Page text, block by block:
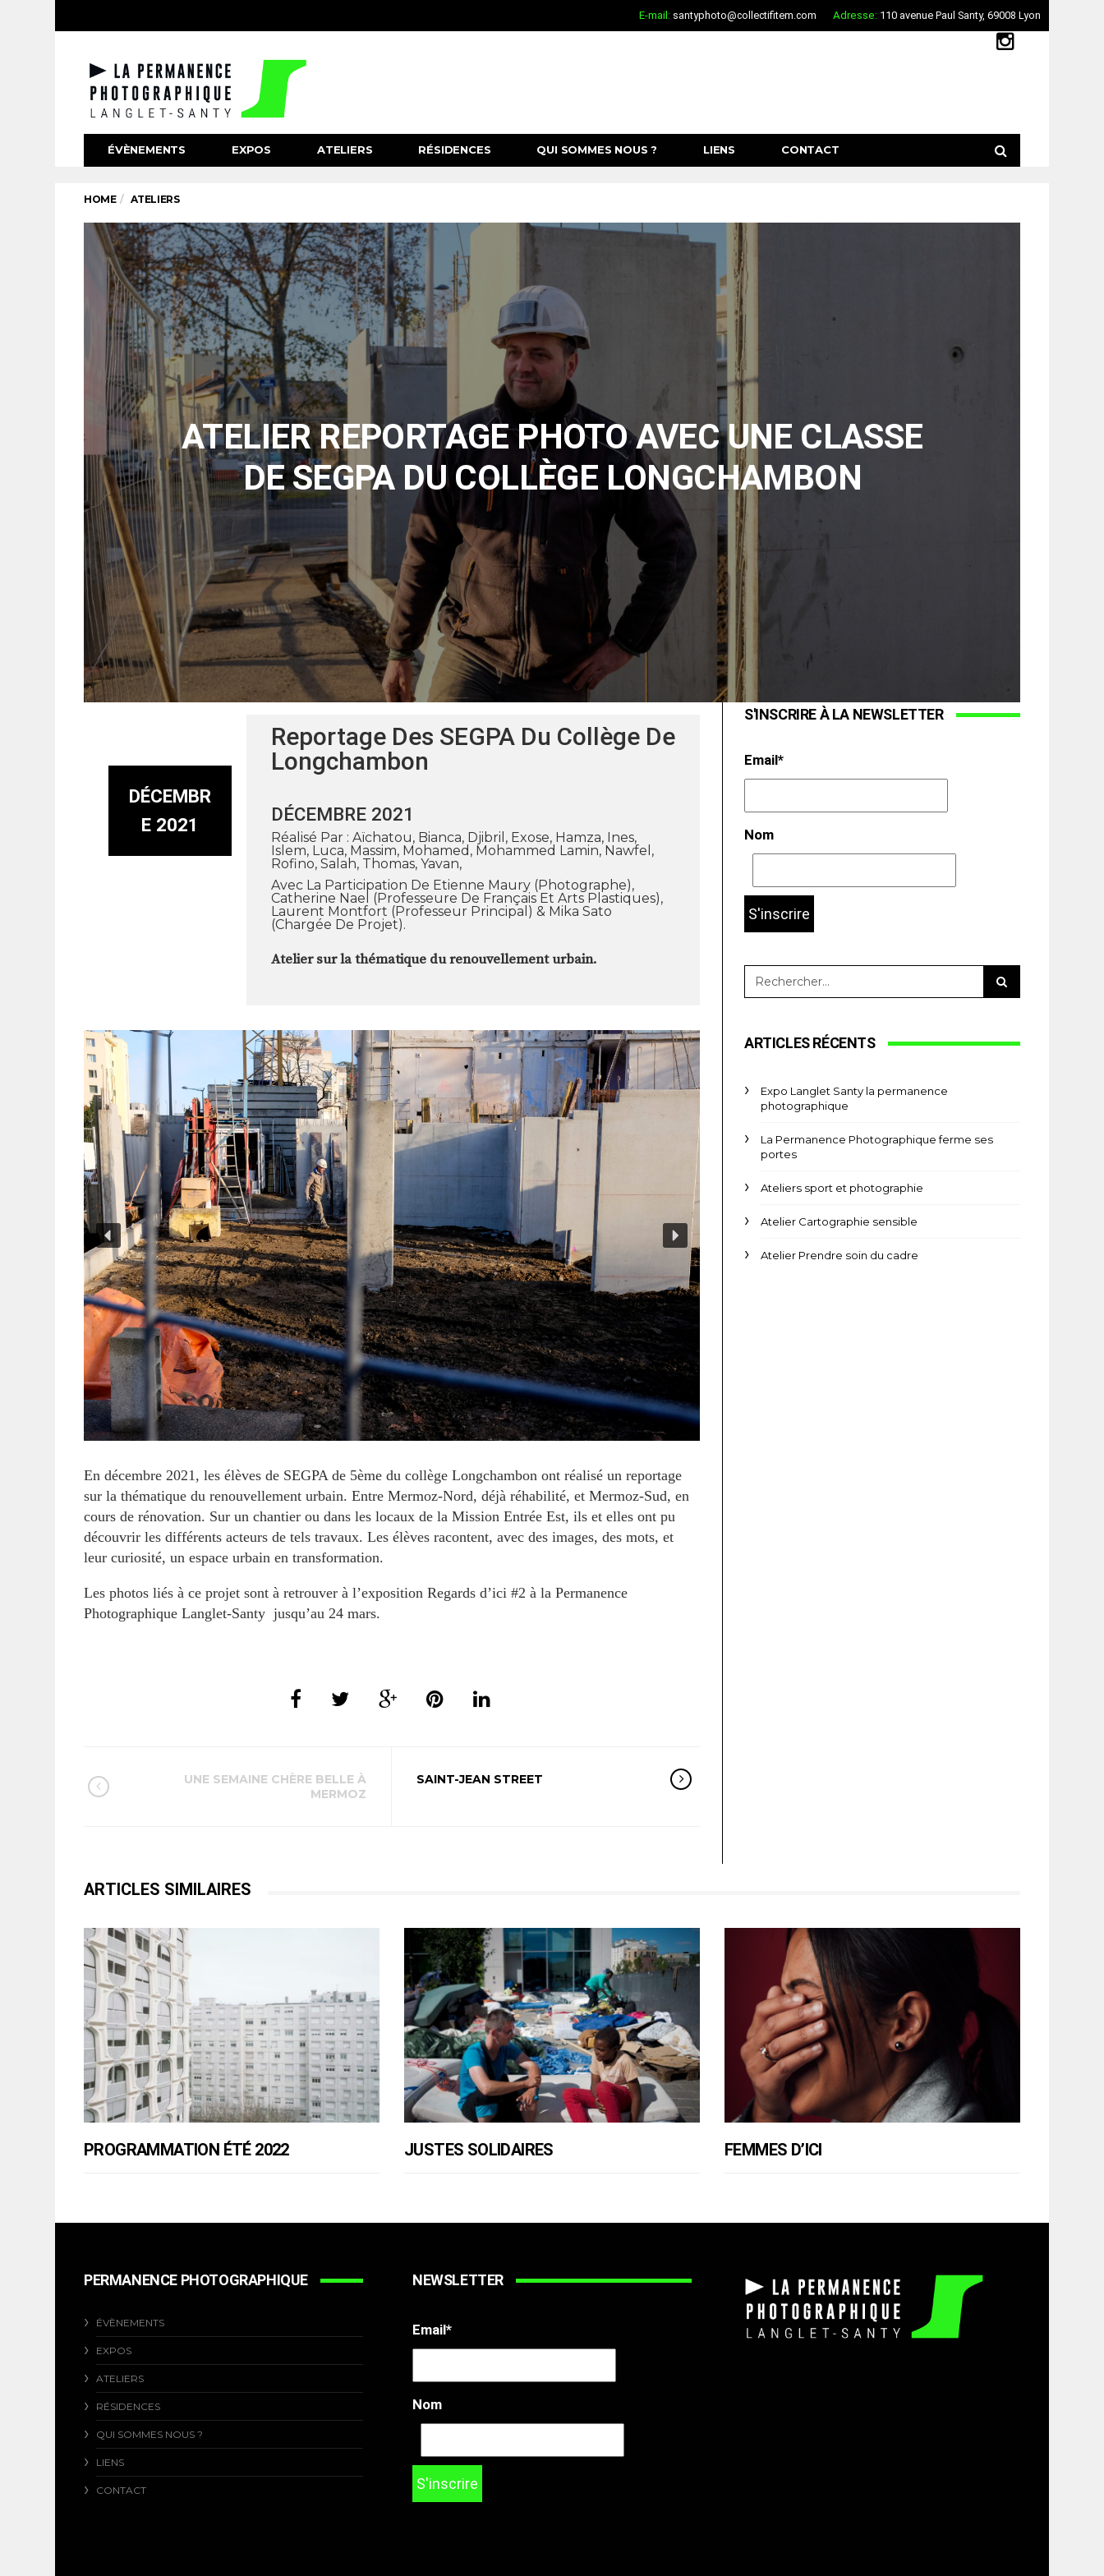
E-mail: santyphoto@collectifitem.com Adresse: 110 avenue Paul Santy, 69008 Lyon
ÉVÈNEMENTS EXPOS ATELIERS RÉSIDENCES QUI SOMMES NOUS ? LIENS CONTACT
HOME ATELIERS
ATELIER REPORTAGE PHOTO AVEC UNE CLASSE
DE SEGPA DU COLLÈGE LONGCHAMBON
DÉCEMBR
E 2021
Reportage Des SEGPA Du Collège De
Longchambon
DÉCEMBRE 2021
Réalisé Par : Aïchatou, Bianca, Djibril, Exose, Hamza, Ines,
Islem, Luca, Massim, Mohamed, Mohammed Lamin, Nawfel,
Rofino, Salah, Thomas, Yavan,
Avec La Participation De Etienne Maury (photographe),
Catherine Nael (professeure De Français Et Arts Plastiques),
Laurent Montfort (professeur Principal) & Mika Sato
(chargée De Projet).
Atelier sur la thématique du renouvellement urbain.
En décembre 2021, les élèves de SEGPA de 5ème du collège Longchambon ont réalisé un reportage
sur la thématique du renouvellement urbain. Entre Mermoz-Nord, déjà réhabilité, et Mermoz-Sud, en
cours de rénovation. Sur un chantier ou dans les locaux de la Mission Entrée Est, ils et elles ont pu
découvrir les différents acteurs de tels travaux. Les élèves racontent, avec des images, des mots, et
leur curiosité, un espace urbain en transformation.
Les photos liés à ce projet sont à retrouver à l’exposition Regards d’ici #2 à la Permanence
Photographique Langlet-Santy jusqu’au 24 mars.
UNE SEMAINE CHÈRE BELLE À
MERMOZ
SAINT-JEAN STREET
S'INSCRIRE À LA NEWSLETTER
Email*
Nom
ARTICLES RÉCENTS
Expo Langlet Santy la permanence
photographique
La Permanence Photographique ferme ses
portes
Ateliers sport et photographie
Atelier Cartographie sensible
Atelier Prendre soin du cadre
ARTICLES SIMILAIRES
PROGRAMMATION ÉTÉ 2022 JUSTES SOLIDAIRES FEMMES D’ICI
PERMANENCE PHOTOGRAPHIQUE
ÉVÈNEMENTS
EXPOS
ATELIERS
RÉSIDENCES
QUI SOMMES NOUS ?
LIENS
CONTACT
NEWSLETTER
Email*
Nom